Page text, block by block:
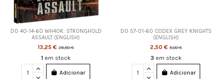
DO 40-14-60 WH40K: STRONGHOLD
ASSAULT (ENGLISH)
13,25 €26,50 €
1 em stock
Adicionar
DO 57-01-60 CODEX GREY KNIGHTS
(ENGLISH)
2,50 €5,00 €
3 em stock
Adicionar